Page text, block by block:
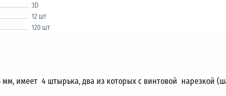
3D
12 шт
120 шт
мм, имеет 4 штырька, два из которых с винтовой нарезкой